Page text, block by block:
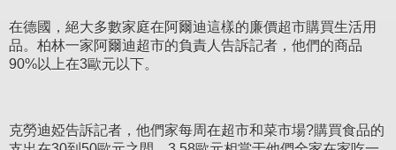
在德國，絕大多數家庭在阿爾迪這樣的廉價超市購買生活用
品。柏林一家阿爾迪超市的負責人告訴記者，他們的商品
90%以上在3歐元以下。
克勞迪婭告訴記者，他們家每周在超市和菜市場?購買食品的